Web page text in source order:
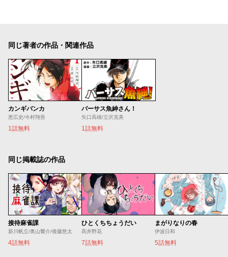
同じ著者の作品・関連作品
カンギバンカ
恵広史/今村翔吾
1話無料
バーサス魚紳さん！
矢口高雄/立沢克美
1話無料
同じ掲載誌の作品
接待麻雀課
新川帆立/奥山響介/後藤悠太
4話無料
ひとくちちょうだい
髙井野花
7話無料
まがりなりの春
伊波日和
5話無料